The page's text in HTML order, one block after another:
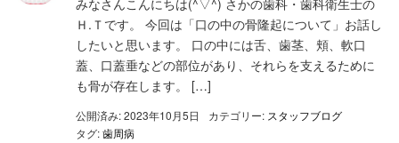
みなさんこんにちは(^▽^) さかの歯科・歯科衛生士の
Ｈ.Ｔです。 今回は「口の中の骨隆起について」お話し
したいと思います。 口の中には舌、歯茎、頬、軟口
蓋、口蓋垂などの部位があり、それらを支えるために
も骨が存在します。 […]
公開済み: 2023年10月5日 カテゴリー: スタッフブログ
タグ:歯周病